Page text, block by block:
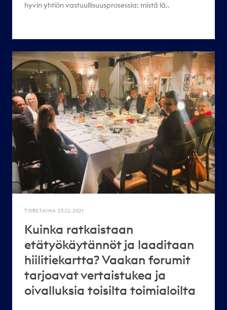
hyvin yhtiön vastuullisuusprosessia: mistä lä..
TORSTAINA 23.12.2021
Kuinka ratkaistaan
etätyökäytännöt ja laaditaan
hiilitiekartta? Vaakan forumit
tarjoavat vertaistukea ja
oivalluksia toisilta toimialoilta